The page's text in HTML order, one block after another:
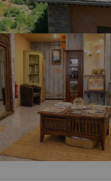
brúixola torna.